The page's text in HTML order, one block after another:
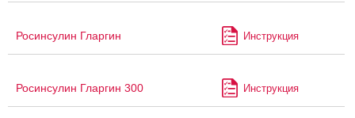
Росинсулин Гларгин Инструкция
Росинсулин Гларгин 300 Инструкция